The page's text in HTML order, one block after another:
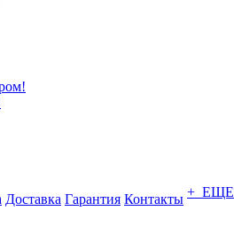
Доставка Гарантия Контакты + ЕЩЕ